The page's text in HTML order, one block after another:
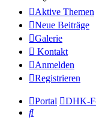
Aktive Themen
Neue Beiträge
Galerie
Kontakt
Anmelden
Registrieren
Portal DHK-
Suche